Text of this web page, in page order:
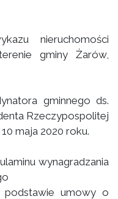
nieruchomości
gminy Żarów,
gminnego ds.
Rzeczypospolitej
maja 2020 roku.
wynagradzania
podstawie umowy o